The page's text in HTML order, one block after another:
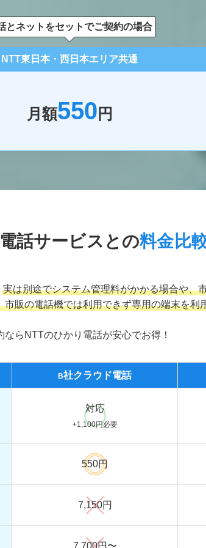
とネットをセットでご契約の場合
NTT東日本・西日本エリア共通
月額550 円
話サービスとの料金比
実は別途でシステム管理料がかかる場合や、
販の電話機では利用できず専用の端末を利
らNTTのひかり電話が安心でお得！
B社クラウド電話
対応
+1,100円必要
550円
7,150円